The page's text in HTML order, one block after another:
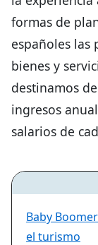
formas de
españoles las
bienes y
destinamos
ingresos
salarios de
Baby
el turismo